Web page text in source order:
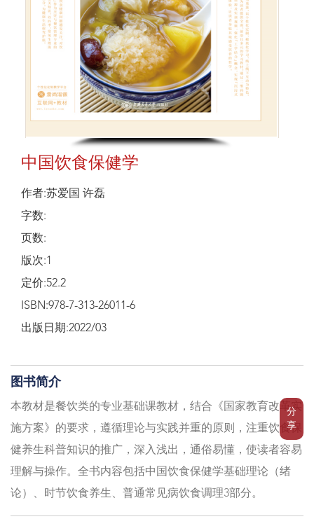
分
享
中国饮食保健学
作者:苏爱国 许磊
字数:
页数:
版次:1
定价:52.2
ISBN:978-7-313-26011-6
出版日期:2022/03
图书简介
本教材是餐饮类的专业基础课教材，结合《国家教育改革实
施方案》的要求，遵循理论与实践并重的原则，注重饮食保
健养生科普知识的推广，深入浅出，通俗易懂，使读者容易
理解与操作。全书内容包括中国饮食保健学基础理论（绪
论）、时节饮食养生、普通常见病饮食调理3部分。